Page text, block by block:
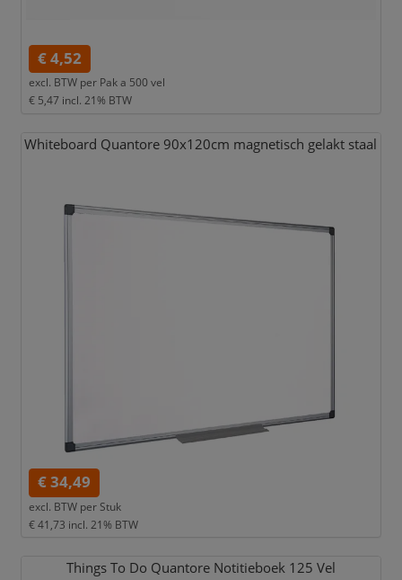
€ 4,52
excl. BTW per Pak a 500 vel
€ 5,47 incl. 21% BTW
Whiteboard Quantore 90x120cm magnetisch gelakt staal
€ 34,49
excl. BTW per Stuk
€ 41,73 incl. 21% BTW
Things To Do Quantore Notitieboek 125 Vel